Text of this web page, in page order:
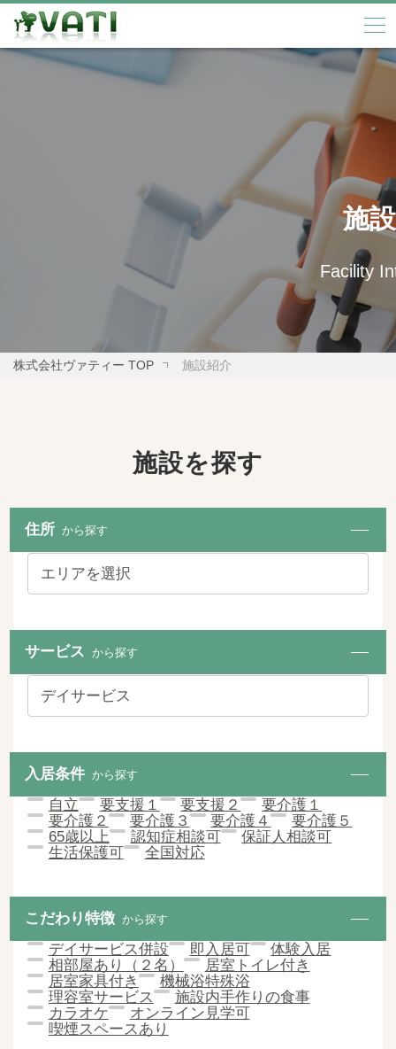
施
Facility
株式会社ヴァティー TOP 施設紹介
施設を探す
住所 から探す
サービス から探す
入居条件 から探す
自立 要支援１ 要支援２
要介護１
要介護２
要介護３ 要介護４
要介護５
65歳以上
認知症相談可
保証人相談可
生活保護可
全国対応
こだわり特徴 から探す
デイサービス併設 即入居可
体験入居
相部屋あり（２名）
居室トイレ付き
居室家具付き
機械浴特殊浴
理容室サービス
施設内手作りの食事
カラオケ
オンライン見学可
喫煙スペースあり